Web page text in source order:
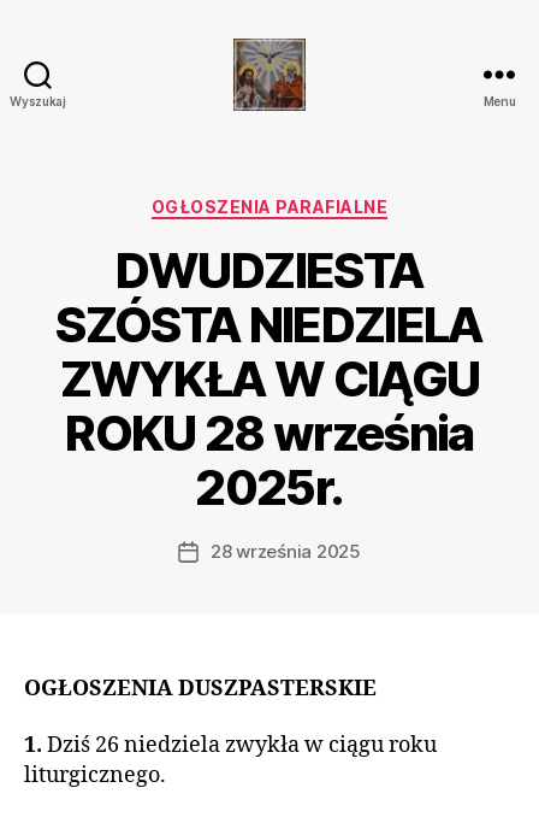
Wyszukaj
Trójcy
w
Ostrówku
Menu
Kategorie
OGŁOSZENIA PARAFIALNE
DWUDZIESTA
SZÓSTA NIEDZIELA
ZWYKŁA W CIĄGU
ROKU 28 września
2025r.
Data28 września 2025
OGŁOSZENIA DUSZPASTERSKIE
1. Dziś 26 niedziela zwykła w ciągu roku
liturgicznego.